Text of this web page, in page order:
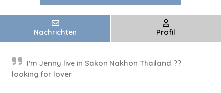
Nachrichten Profil
I'm Jenny live in Sakon Nakhon Thailand ??
looking for lover